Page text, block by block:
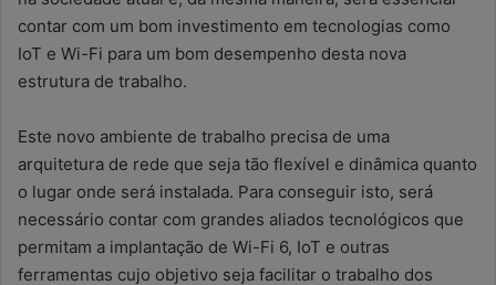
contar com um bom investimento em tecnologias como
IoT e Wi-Fi para um bom desempenho desta nova
estrutura de trabalho.
Este novo ambiente de trabalho precisa de uma
arquitetura de rede que seja tão flexível e dinâmica quanto
o lugar onde será instalada. Para conseguir isto, será
necessário contar com grandes aliados tecnológicos que
permitam a implantação de Wi-Fi 6, IoT e outras
ferramentas cujo objetivo seja facilitar o trabalho dos